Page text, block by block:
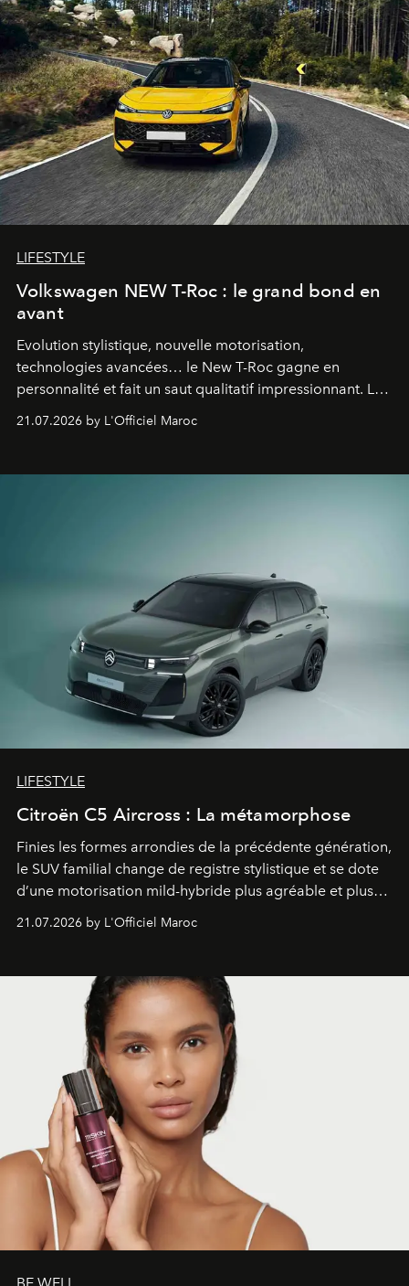
LIFESTYLE
Volkswagen NEW T-Roc : le grand bond en
avant
Evolution stylistique, nouvelle motorisation,
technologies avancées… le New T-Roc gagne en
personnalité et fait un saut qualitatif impressionnant. Le
constructeur allemand a revu en profondeur son SUV
fétiche pour le rendre plus premium. Et le pari semble
21.07.2026 by L'Officiel Maroc
LIFESTYLE
Citroën C5 Aircross : La métamorphose
Finies les formes arrondies de la précédente génération,
le SUV familial change de registre stylistique et se dote
d’une motorisation mild-hybride plus agréable et plus
économe. à n’en pas douter, le nouveau C5 Aircross a
gagné en maturité.
21.07.2026 by L'Officiel Maroc